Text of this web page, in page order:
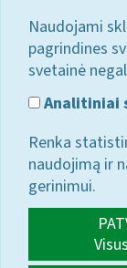
Naudojami
pagrindines
svetainė
Analitiniai
Renka
naudojimą ir
gerinimui.